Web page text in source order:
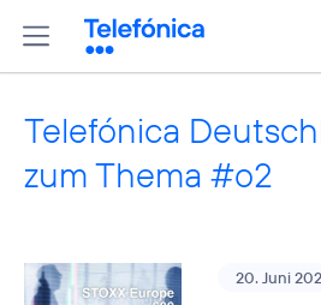
Telefónica
zum Thema #o2
20. Juni